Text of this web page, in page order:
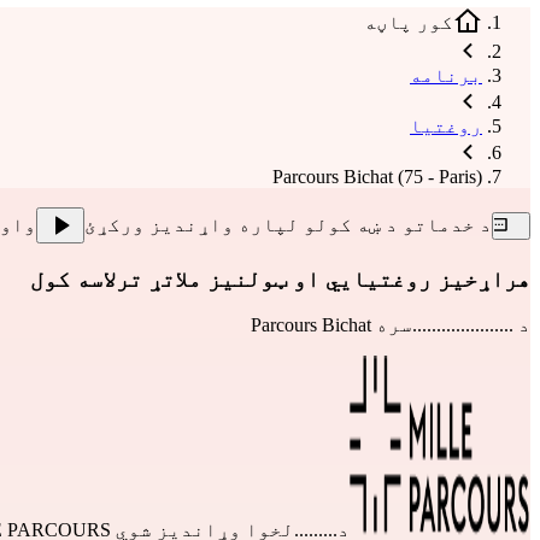
کور پاڼه
برنامه
روغتیا
Parcours Bichat (75 - Paris)
د خدماتو د ښه کولو لپاره واړندیز ورکړئ
هراړخیز روغتیايي او ټولنیز ملاتړ ترلاسه کول
د .....................سره Parcours Bichat
د.........لخوا وړاندیز شوي